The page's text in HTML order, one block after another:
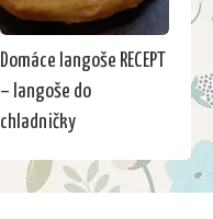
Domáce langoše RECEPT
– langoše do
chladničky